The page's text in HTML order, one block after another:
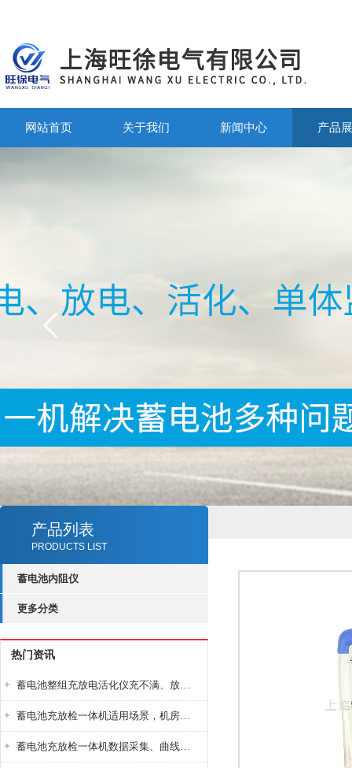
网站首页 关于我们 新闻中心 产品
产品列表
PRODUCTS LIST
蓄电池内阻仪
更多分类
热门资讯
蓄电池整组充放电活化仪充不满、放不完怎么办？
蓄电池充放检一体机适用场景，机房基站变电站铅酸蓄电池维护检测应用
蓄电池充放检一体机数据采集、曲线分析与电池健康状态智能评估功能详解